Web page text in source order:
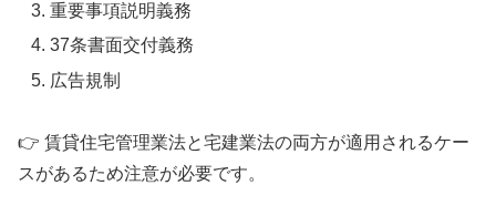
重要事項説明義務
37条書面交付義務
広告規制
👉 賃貸住宅管理業法と宅建業法の両方が適用されるケー
スがあるため注意が必要です。